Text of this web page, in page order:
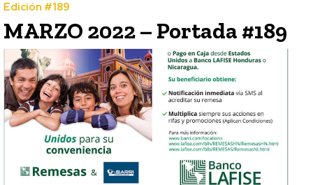
Edición #189
MARZO 2022 – Portada #189